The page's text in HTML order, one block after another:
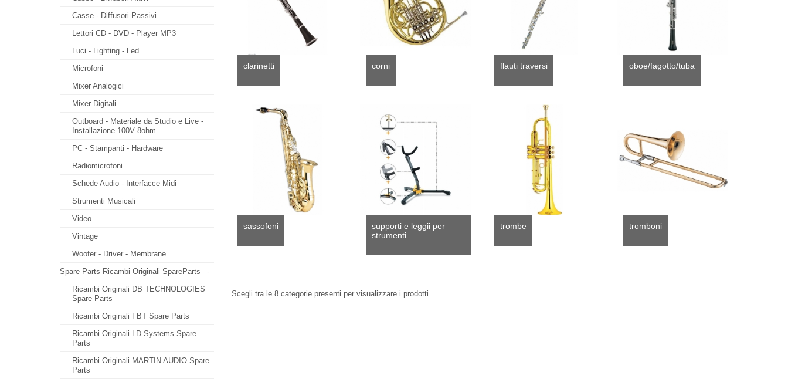
Casse - Diffusori Passivi
Lettori CD - DVD - Player MP3
Luci - Lighting - Led
Microfoni
Mixer Analogici
Mixer Digitali
Outboard - Materiale da Studio e Live -
Installazione 100V 8ohm
PC - Stampanti - Hardware
Radiomicrofoni
Schede Audio - Interfacce Midi
Strumenti Musicali
Video
Vintage
Woofer - Driver - Membrane
-
Spare Parts Ricambi Originali SpareParts
Ricambi Originali DB TECHNOLOGIES
Spare Parts
Ricambi Originali FBT Spare Parts
Ricambi Originali LD Systems Spare
Parts
Ricambi Originali MARTIN AUDIO Spare
Parts
clarinetti corni flauti traversi oboe/fagotto/tuba
sassofoni
supporti e leggii per
strumenti
trombe tromboni
Scegli tra le 8 categorie presenti per visualizzare i prodotti